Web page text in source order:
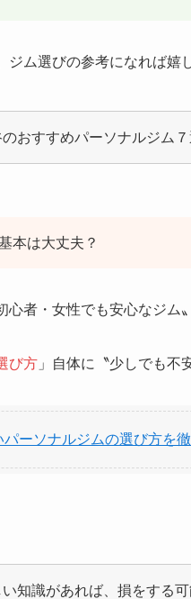
ム選びの参考になれば嬉
おすすめパーソナルジム７
本は大丈夫？
者・女性でも安心なジム
び方 」自体に〝少しでも不
パーソナルジムの選び方を
知識があれば、損をする